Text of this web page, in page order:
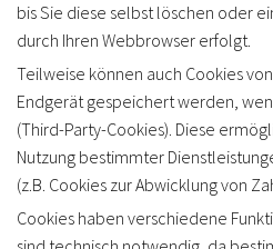
bis Sie diese selbst löschen oder
durch Ihren Webbrowser erfolgt.
Teilweise können auch Cookies
Endgerät gespeichert werden,
(Third-Party-Cookies). Diese
Nutzung bestimmter
(z.B. Cookies zur Abwicklung von
Cookies haben verschiedene